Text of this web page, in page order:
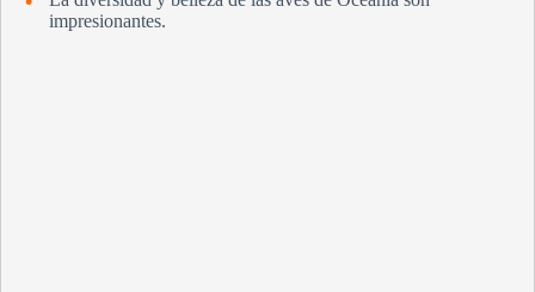
impresionantes.